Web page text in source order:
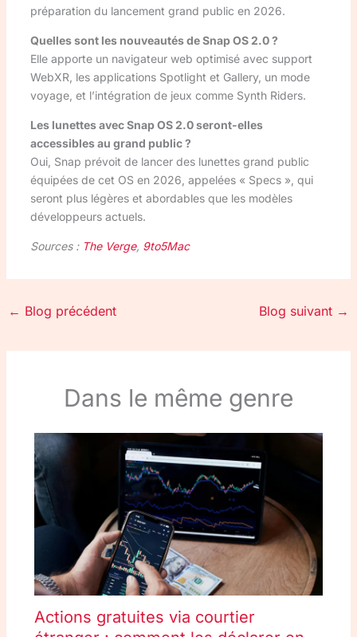
préparation du lancement grand public en 2026.
Quelles sont les nouveautés de Snap OS 2.0 ?
Elle apporte un navigateur web optimisé avec support
WebXR, les applications Spotlight et Gallery, un mode
voyage, et l’intégration de jeux comme Synth Riders.
Les lunettes avec Snap OS 2.0 seront-elles
accessibles au grand public ?
Oui, Snap prévoit de lancer des lunettes grand public
équipées de cet OS en 2026, appelées « Specs », qui
seront plus légères et abordables que les modèles
développeurs actuels.
Sources : The Verge, 9to5Mac
← Blog précédent Blog suivant →
Dans le même genre
Actions gratuites via courtier